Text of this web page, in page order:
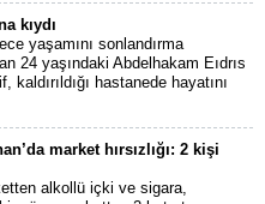
kıydı
yaşamını sonlandırma
24 yaşındaki Abdelhakam Eıdrıs
kaldırıldığı hastanede hayatını
market hırsızlığı: 2 kişi
alkollü içki ve sigara,